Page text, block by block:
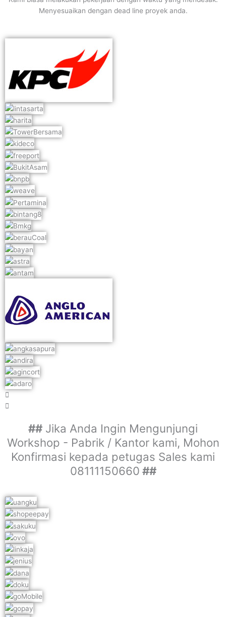
Menyesuaikan dengan dead line proyek anda.
## Jika Anda Ingin Mengunjungi
Workshop - Pabrik / Kantor kami, Mohon
Konfirmasi kepada petugas Sales kami
08111150660 ##